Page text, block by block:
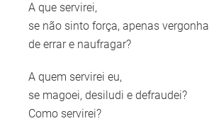
A que servirei,
se não sinto força, apenas vergonha
de errar e naufragar?
A quem servirei eu,
se magoei, desiludi e defraudei?
Como servirei?